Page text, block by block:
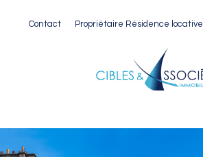
Contact Propriétaire Résidence locative